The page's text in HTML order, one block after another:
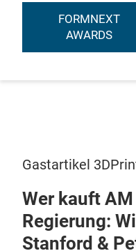
FORMNEXT
AWARDS
Gastartikel
Wer kauft
Regierung:
Stanford &